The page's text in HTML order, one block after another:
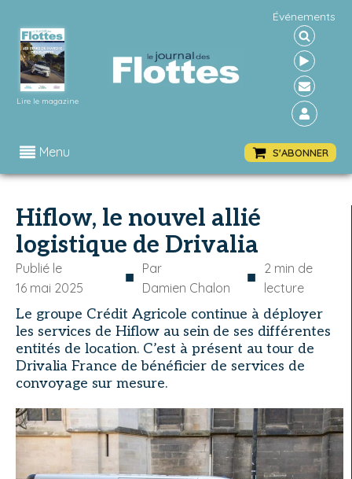
Lire le magazine
Événements
Menu S'ABONNER
Hiflow, le nouvel allié
logistique de Drivalia
Publié le
16 mai 2025
■ Par
Damien Chalon
■ 2 min de
lecture
Le groupe Crédit Agricole continue à déployer
les services de Hiflow au sein de ses différentes
entités de location. C’est à présent au tour de
Drivalia France de bénéficier de services de
convoyage sur mesure.